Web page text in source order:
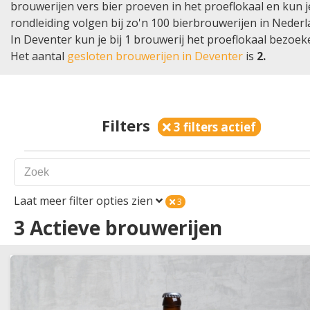
brouwerijen vers bier proeven in het proeflokaal en kun
rondleiding volgen bij zo'n 100 bierbrouwerijen in
In Deventer kun je bij 1 brouwerij het proeflokaal
Het aantal gesloten brouwerijen in Deventer is 2.
Filters 3 filters actief
Land 1
Nederland
Laat meer filter opties zien 3
3 Actieve brouwerijen